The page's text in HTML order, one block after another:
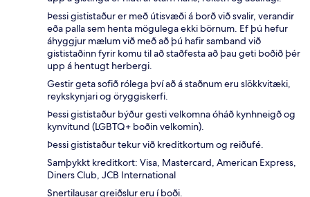
Þessi gististaður er með útisvæði á borð við svalir, verandir
eða palla sem henta mögulega ekki börnum. Ef þú hefur
áhyggjur mælum við með að þú hafir samband við
gististaðinn fyrir komu til að staðfesta að þau geti boðið þér
upp á hentugt herbergi.
Gestir geta sofið rólega því að á staðnum eru slökkvitæki,
reykskynjari og öryggiskerfi.
Þessi gististaður býður gesti velkomna óháð kynhneigð og
kynvitund (LGBTQ+ boðin velkomin).
Þessi gististaður tekur við kreditkortum og reiðufé.
Samþykkt kreditkort: Visa, Mastercard, American Express,
Diners Club, JCB International
Snertilausar greiðslur eru í boði.